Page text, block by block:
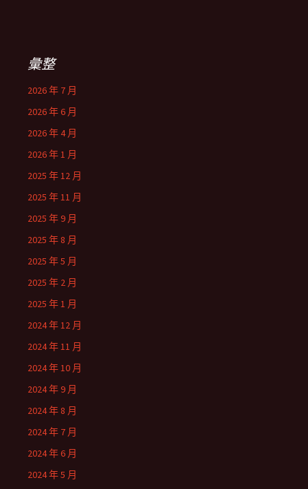
彙整
2026 年 7 月
2026 年 6 月
2026 年 4 月
2026 年 1 月
2025 年 12 月
2025 年 11 月
2025 年 9 月
2025 年 8 月
2025 年 5 月
2025 年 2 月
2025 年 1 月
2024 年 12 月
2024 年 11 月
2024 年 10 月
2024 年 9 月
2024 年 8 月
2024 年 7 月
2024 年 6 月
2024 年 5 月